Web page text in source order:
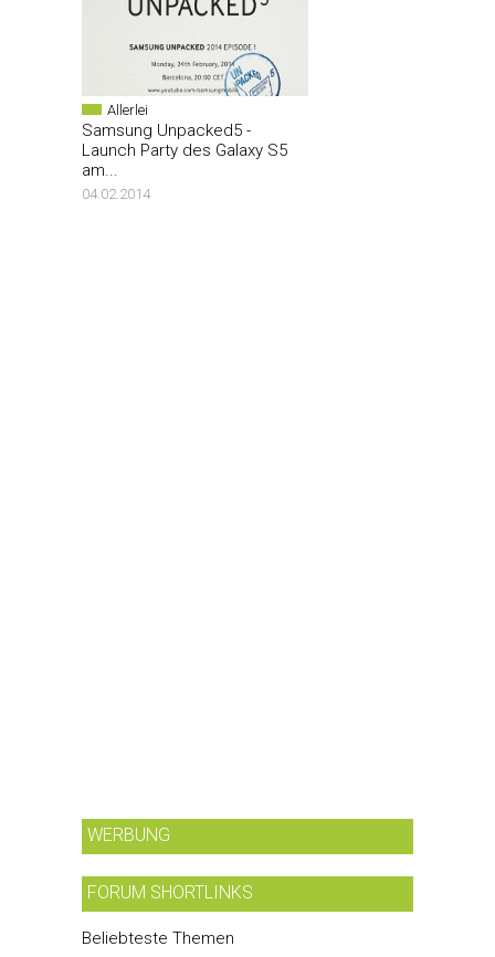
Allerlei
Samsung Unpacked5 -
Launch Party des Galaxy S5
am...
04.02.2014
WERBUNG
FORUM SHORTLINKS
Beliebteste Themen